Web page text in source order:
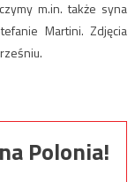
m.in. także syna
Martini. Zdjęcia
Polonia!